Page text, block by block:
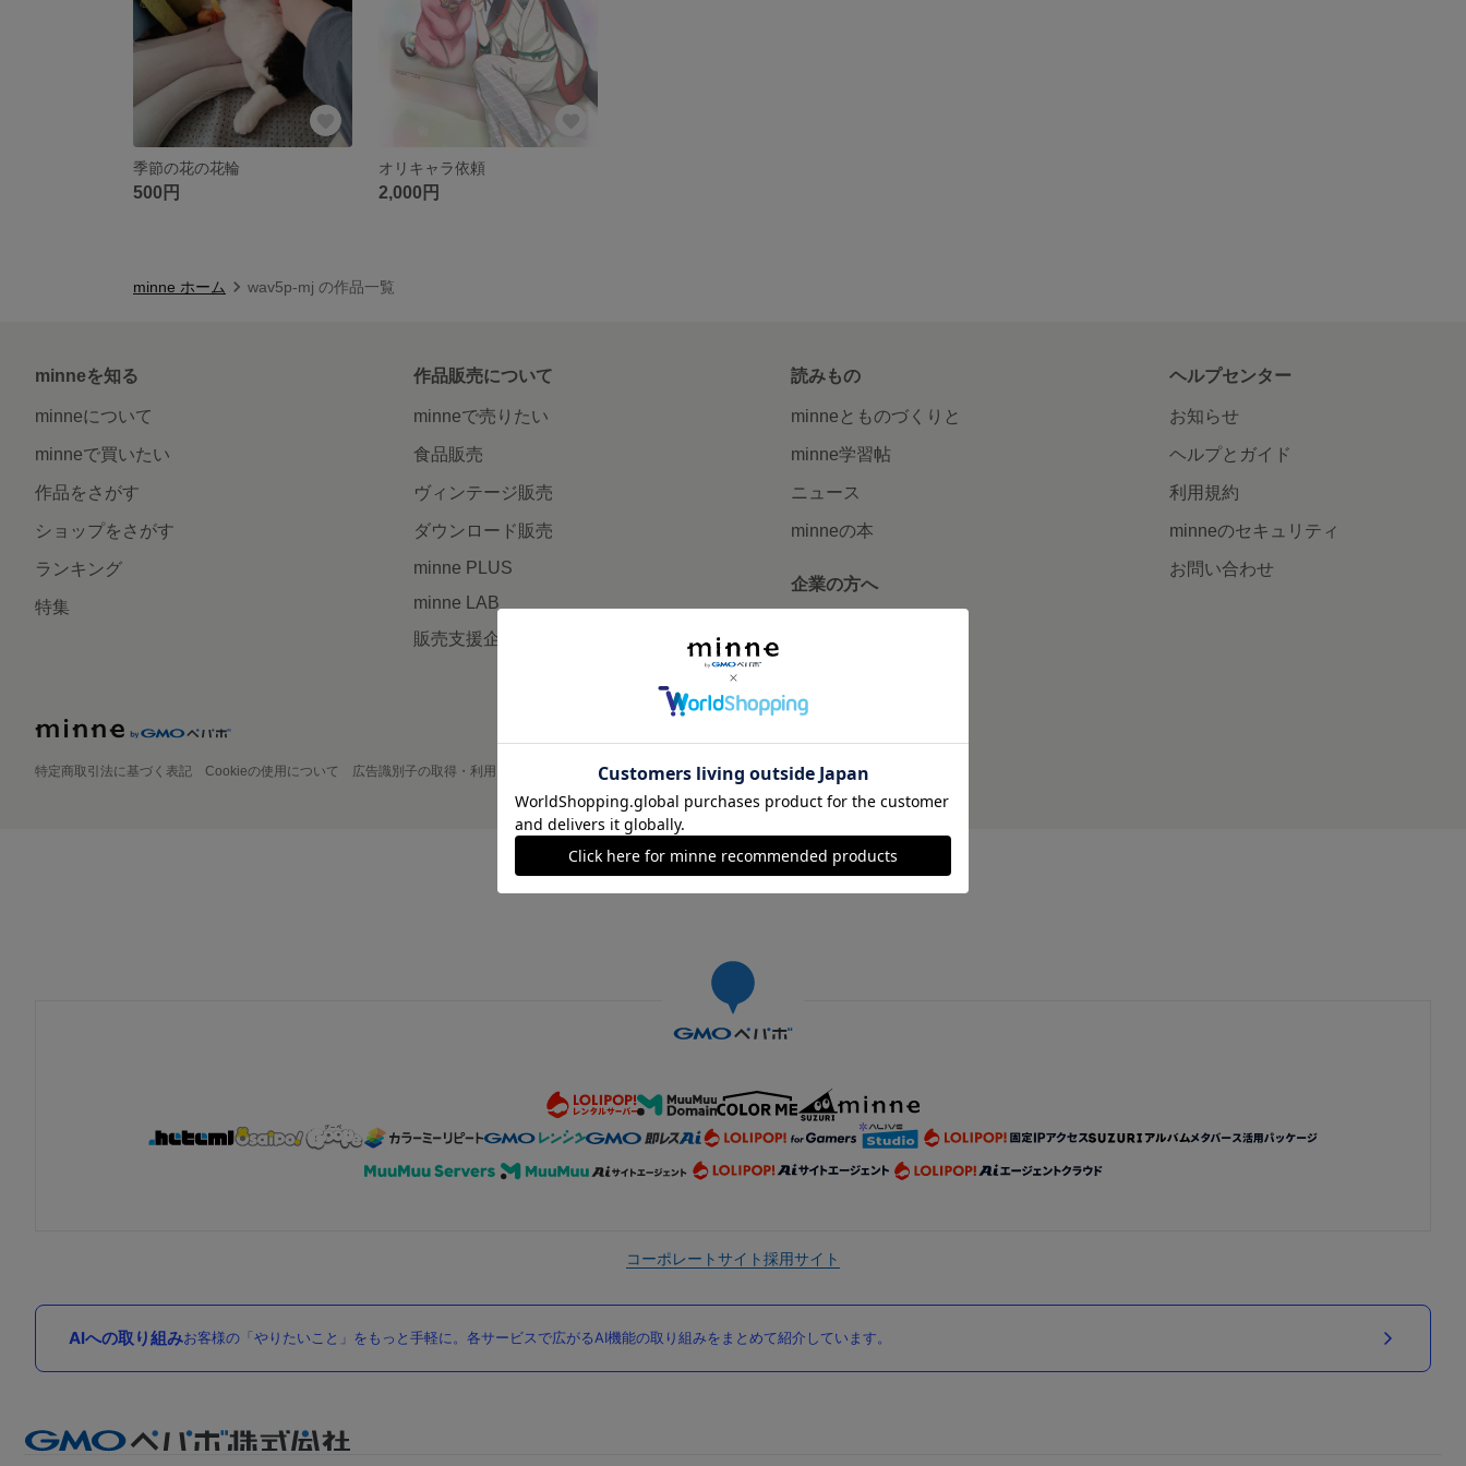
季節の花の花輪
500円
オリキャラ依頼
2,000円
minne ホーム wav5p-mj の作品一覧
minneを知る
minneについて
minneで買いたい
作品をさがす
ショップをさがす
ランキング
特集
作品販売について
minneで売りたい
食品販売
ヴィンテージ販売
ダウンロード販売
minne PLUS
minne LAB
販売支援企画・イベント
読みもの
minneとものづくりと
minne学習帖
ニュース
minneの本
企業の方へ
ヘルプセンター
お知らせ
ヘルプとガイド
利用規約
minneのセキュリティ
お問い合わせ
特定商取引法に基づく表記 Cookieの使用について 広告識別子の取得・利用 プライバシーポリシー 会社概要 採用情報 メディアキット
©GMO Pepabo, Inc. All rights reserved.
コーポレートサイト採用サイト
AIへの取り組みお客様の「やりたいこと」をもっと手軽に。各サービスで広がるAI機能の取り組みをまとめて紹介しています。